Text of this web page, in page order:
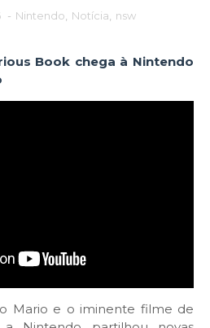
- Nintendo Notícia nsw
Book chega à Nintendo
Mario e o iminente filme de